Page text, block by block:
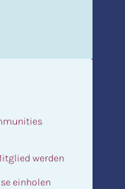
werden
einholen